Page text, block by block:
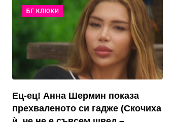
БГ КЛЮКИ
Ец-ец! Анна Шермин показа
прехваленото си гадже (Скочиха